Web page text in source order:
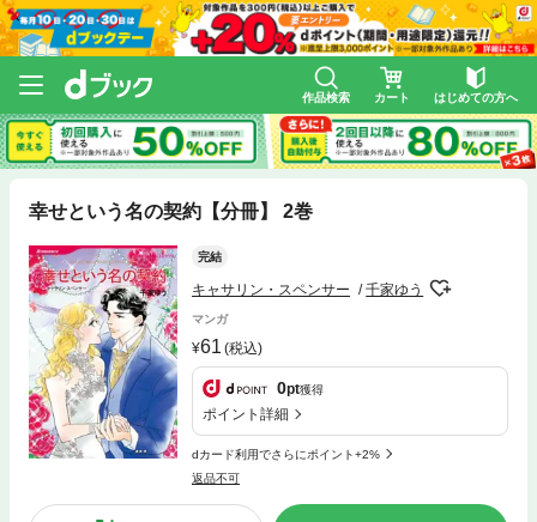
作品検索 カート はじめての方へ
幸せという名の契約【分冊】 2巻
完結
キャサリン・スペンサー 千家ゆう
マンガ
61 (税込)
0pt獲得
ポイント詳細
dカード利用でさらにポイント+2%
返品不可